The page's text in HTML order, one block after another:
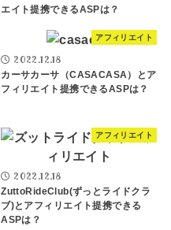
エイト提携できるASPは？
アフィリエイト
2022.12.18
カーサカーサ（CASACASA）とア
フィリエイト提携できるASPは？
アフィリエイト
2022.12.18
ZuttoRideClub(ずっとライドクラ
ブ)とアフィリエイト提携できる
ASPは？